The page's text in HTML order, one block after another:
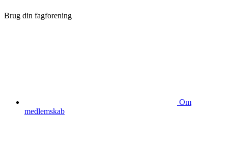
Brug din fagforening
Om
medlemskab